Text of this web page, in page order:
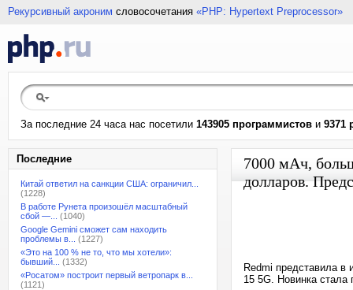
Рекурсивный акроним словосочетания «PHP: Hypertext Preprocessor»
За последние 24 часа нас посетили 143905 программистов и 9371
Последние
Китай ответил на санкции США: ограничил...
(1228)
В работе Рунета произошёл масштабный
сбой —...
(1040)
Google Gemini сможет сам находить
проблемы в...
(1227)
«Это на 100 % не то, что мы хотели»:
бывший...
(1332)
«Росатом» построит первый ветропарк в...
(1121)
7000 мАч,
долларов.
Redmi представила
15 5G. Новинка стала